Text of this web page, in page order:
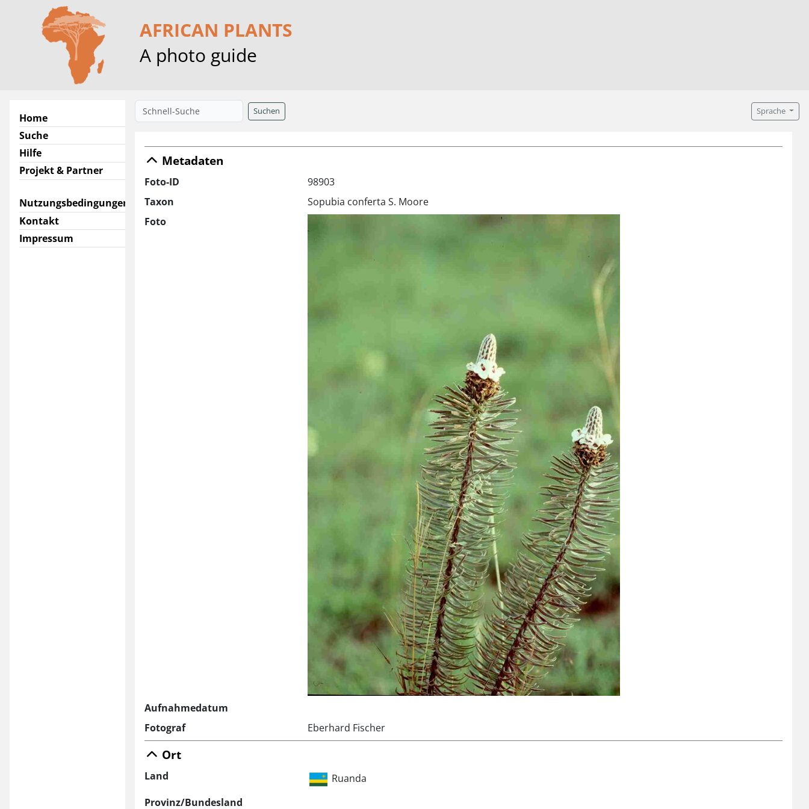
AFRICAN PLANTS
A photo guide
Home
Suche
Hilfe
Projekt & Partner
Nutzungsbedingungen
Kontakt
Impressum
Suchen Sprache
Metadaten
Foto-ID
98903
Taxon
Sopubia conferta S. Moore
Foto
Aufnahmedatum
Fotograf
Eberhard Fischer
Ort
Land
Ruanda
Provinz/Bundesland